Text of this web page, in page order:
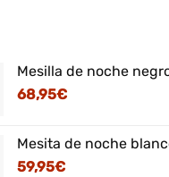
Mesilla de noche
68,95€
Mesita de noche
59,95€